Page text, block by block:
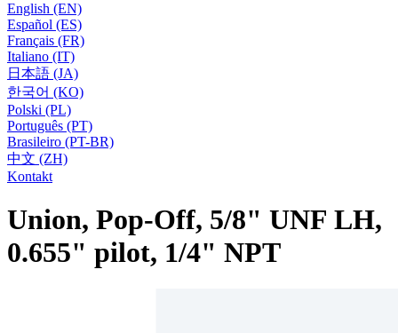
English (EN)
Español (ES)
Français (FR)
Italiano (IT)
日本語 (JA)
한국어 (KO)
Polski (PL)
Português (PT)
Brasileiro (PT-BR)
中文 (ZH)
Kontakt
Union, Pop-Off, 5/8" UNF LH,
0.655" pilot, 1/4" NPT